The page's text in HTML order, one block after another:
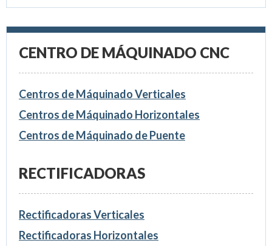
CENTRO DE MÁQUINADO CNC
Centros de Máquinado Verticales
Centros de Máquinado Horizontales
Centros de Máquinado de Puente
RECTIFICADORAS
Rectificadoras Verticales
Rectificadoras Horizontales